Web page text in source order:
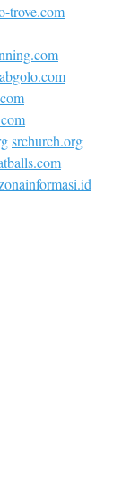
trove.com
abgolo.com
srchurch.org